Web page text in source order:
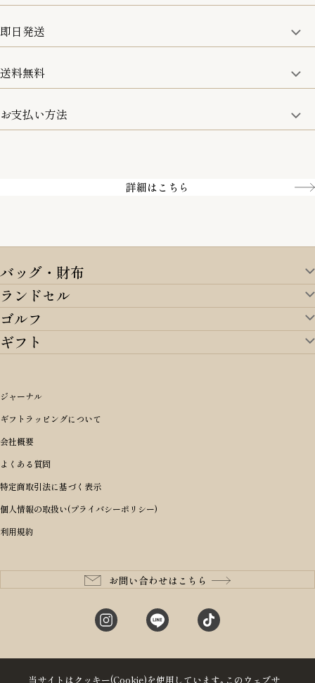
修理などのご相談に関しましては、責任を持って対応させてい
ただきます。
8日以内なら、返品・交換も可能です。
即日発送
15:00までのご注文は即日発送
お取寄せ商品を除く
送料無料
5,500円(税込)以上で全国送料無料となります。
お支払い方法
詳細はこちら
バッグ・財布
バッグ・財布TOP
すべてを見る
アイテムから選ぶ
リュックサック・デイパック・バックパック
ショルダーバッグ
ボディバッグ・ウエストバッグ
長財布
二つ折り財布
三つ折り財布
コインケース・小銭入れ
m＋ エムピウ
PORTER 吉田カバン ポーター
BRIEFING ブリーフィング
Dakota ダコタ
CLEDRAN クレドラン
aniary アニアリ
CIE シー
StitchandSew ステッチアンドソー
ランドセル
ランドセルTOP
すべてを見る
オリジナルランドセル
女の子ランドセル
男の子ランドセル
ランドセル小物・その他
レッド
ピンク
パープル(ラベンダー)
ブルー・ネイビー
価格から選ぶ
〜49,999円
50,000円〜59,999円
60,000円〜69,999円
70,000円〜79,999円
80,000円〜
ゴルフ
ゴルフTOP
アイテムから選ぶ
キャディバッグ
ヘッドカバー
ゴルフ小物
ゴルフウェア/アクセサリー
ブランドから選ぶ
BRIEFING ブリーフィング
master-piece マスターピース
JONES ジョーンズ
木の庄帆布
ギフト
シーンから探す
誕生日
結婚祝い
出産祝い
入学・進学祝い
成人祝い
就職・栄転祝い
長寿・還暦祝い
性別・年齢から探す
男性向け
女性向け
10代
20代
30代
予算から探す
〜4,999円
5,000円〜9,999円
10,000円〜19,999円
20,000円〜29,999円
ジャーナル
ギフトラッピングについて
会社概要
よくある質問
特定商取引法に基づく表示
個人情報の取扱い(プライバシーポリシー)
利用規約
お問い合わせはこちら
当サイトはクッキー(Cookie)を使用しています｡このウェブサ